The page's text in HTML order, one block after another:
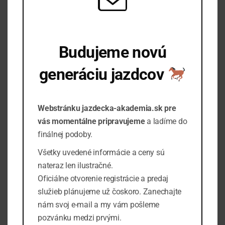
III. Sprievodca svetom koní pre začiatočníkov
Začnite svoju cestu pri koňoch s porozumením,
Ideálny kurz pre každého, kto začína a chce získať
pevné základy v starostlivosti, komunikácii a bezpečnej
práci s koňmi.
IV. Wellfare koňa v praxi
Budujeme novú
generáciu jazdcov
Webstránku jazdecka-akademia.sk pre
vás momentálne pripravujemea ladíme do
finálnej podoby.
Všetky uvedené informácie a ceny sú
nateraz len ilustračné.
Oficiálne otvorenie registrácie a predaj
služieb plánujeme už čoskoro. Zanechajte
nám svoj e-mail a my vám pošleme
pozvánku medzi prvými.